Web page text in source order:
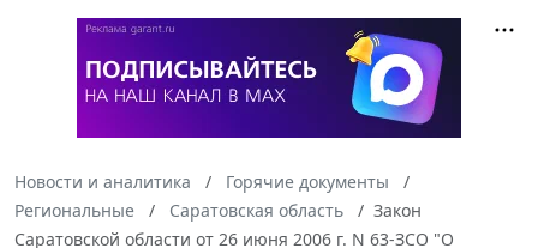
Новости и аналитика
Горячие документы
Региональные
Саратовская область
Закон
Саратовской области от 26 июня 2006 г. N 63-ЗСО "О